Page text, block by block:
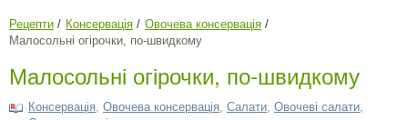
Рецепти Консервація
Овочева консервація
Малосольні огірочки, по-швидкому
Малосольні огірочки, по-швидкому
Консервація Овочева консервація Салати Овочеві салати